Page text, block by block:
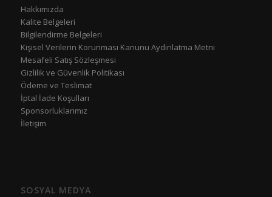
Hakkımızda
Kalite Belgeleri
Bilgilendirme Belgeleri
Kişisel Verilerin Korunması Kanunu Aydınlatma Metni
Mesafeli Satış Sözleşmesi
Gizlilik ve Güvenlik Politikası
Ödeme ve Teslimat
İptal İade Koşulları
Sponsorluklarımız
İletişim
SOSYAL MEDYA